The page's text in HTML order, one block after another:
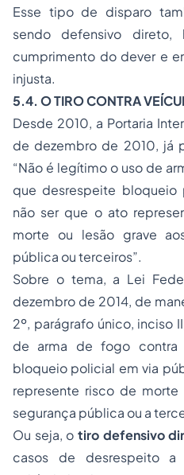
Esse tipo de disparo
sendo defensivo
cumprimento do dever e
injusta.
5.4. O TIRO CONTRA
Desde 2010, a Portaria
de dezembro de 2010, já
“Não é legítimo o uso de
que desrespeite
não ser que o ato
morte ou lesão grave
pública ou terceiros”.
Sobre o tema, a Lei
dezembro de 2014, de
2º, parágrafo único, inciso
de arma de fogo contra
bloqueio policial em via
represente risco de
segurança pública ou a
Ou seja, o tiro defensivo
casos de desrespeito a